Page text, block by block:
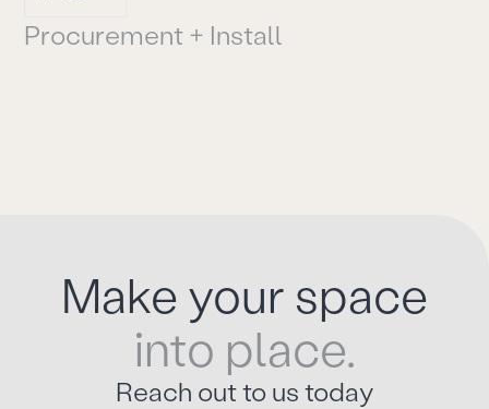
Procurement+ Install
Make your space
into place.
Reach out to us today